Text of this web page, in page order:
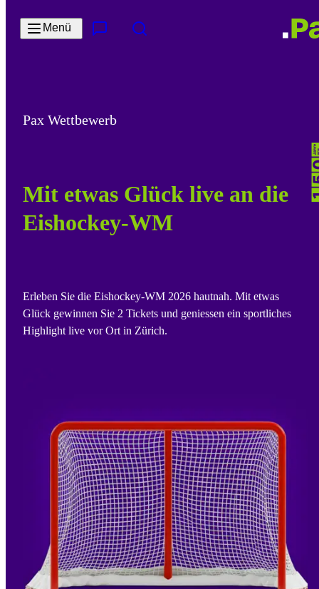
Menü
Kontakt & Services
Pax Wettbewerb
Mit etwas Glück live an die
Eishockey-WM
Erleben Sie die Eishockey-WM 2026 hautnah. Mit etwas
Glück gewinnen Sie 2 Tickets und geniessen ein sportliches
Highlight live vor Ort in Zürich.